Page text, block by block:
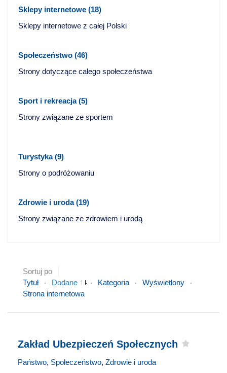
Sklepy internetowe (18)
Sklepy internetowe z całej Polski
Społeczeństwo (46)
Strony dotyczące całego społeczeństwa
Sport i rekreacja(5)
Strony związane ze sportem
Turystyka(9)
Strony o podróżowaniu
Zdrowie i uroda(19)
Strony związane ze zdrowiem i urodą
Sortuj po
Tytuł
Dodane Kategoria
Wyświetlony
Strona internetowa
Zakład Ubezpieczeń Społecznych
Państwo, Społeczeństwo, Zdrowie i uroda